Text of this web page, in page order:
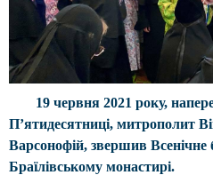
19 червня 2021 року,
П’ятидесятниці, митрополит
Варсонофій, звершив
Браїлівському монастирі.